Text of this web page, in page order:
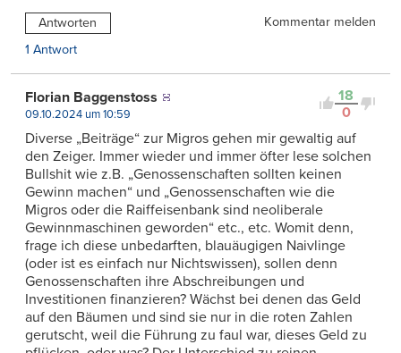
Antworten
Kommentar melden
1 Antwort
18
0
Florian Baggenstoss
09.10.2024 um 10:59
Diverse „Beiträge“ zur Migros gehen mir gewaltig auf
den Zeiger. Immer wieder und immer öfter lese solchen
Bullshit wie z.B. „Genossenschaften sollten keinen
Gewinn machen“ und „Genossenschaften wie die
Migros oder die Raiffeisenbank sind neoliberale
Gewinnmaschinen geworden“ etc., etc. Womit denn,
frage ich diese unbedarften, blauäugigen Naivlinge
(oder ist es einfach nur Nichtswissen), sollen denn
Genossenschaften ihre Abschreibungen und
Investitionen finanzieren? Wächst bei denen das Geld
auf den Bäumen und sind sie nur in die roten Zahlen
gerutscht, weil die Führung zu faul war, dieses Geld zu